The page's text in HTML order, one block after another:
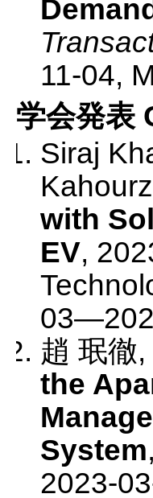
11-04,
学会発表
Siraj
with
EV,
03—
趙 珉徹
the
System,
2023-